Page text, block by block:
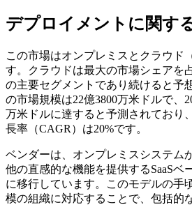
デプロイメントに関す
この市場はオンプレミスとクラウド
す。クラウドは最大の市場シェアを
の主要セグメントであり続けると予
の市場規模は22億3800万米ドルで、
万米ドルに達すると予測されており
長率（CAGR）は20%です。
ベンダーは、オンプレミスシステム
他の直感的な機能を提供するSaaSベ
に移行しています。このモデルの手
模の組織に対応することで、包括的